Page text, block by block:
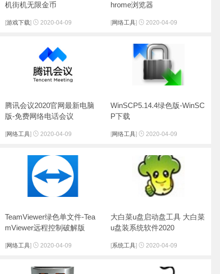
机街机无限金币
[游戏下载] 2020-04-09
hrome浏览器
[网络工具] 2020-04-09
腾讯会议2020官网最新电脑
版-免费网络电话会议
[网络工具] 2020-04-09
WinSCP5.14.4绿色版-WinSC
P下载
[网络工具] 2020-04-09
TeamViewer绿色单文件-Tea
mViewer远程控制破解版
[网络工具] 2020-04-09
大白菜u盘启动盘工具 大白菜
u盘装系统软件2020
[系统工具] 2020-04-09